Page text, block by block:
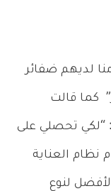
لديهم ضفائر
كما قالت
تحصلي على
نظام العناية
لنوع